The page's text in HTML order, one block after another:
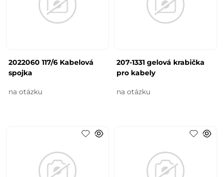
2022060 117/6 Kabelová
spojka
na otázku
207-1331 gelová krabička
pro kabely
na otázku